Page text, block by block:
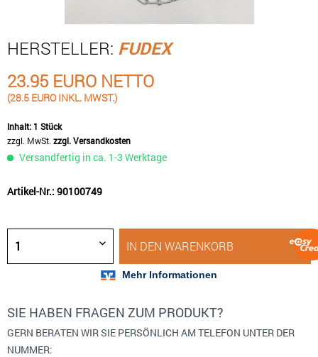
HERSTELLER: FUDEX
23.95 EURO NETTO
(28.5 EURO INKL. MWST.)
Inhalt: 1 Stück
zzgl. MwSt. zzgl. Versandkosten
Versandfertig in ca. 1-3 Werktage
Artikel-Nr.: 90100749
IN DEN WARENKORB
SIE HABEN FRAGEN ZUM PRODUKT?
GERN BERATEN WIR SIE PERSÖNLICH AM TELEFON UNTER DER
NUMMER: